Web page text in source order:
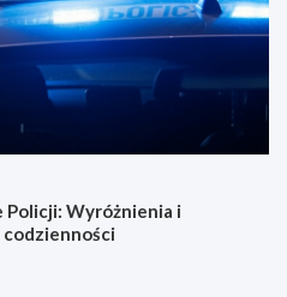
Wyróżnienia i